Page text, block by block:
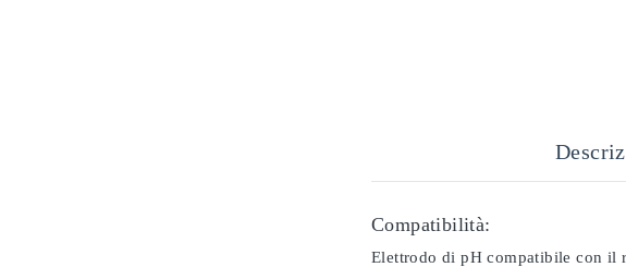
Compatibilità:
Elettrodo di pH compatibile con il